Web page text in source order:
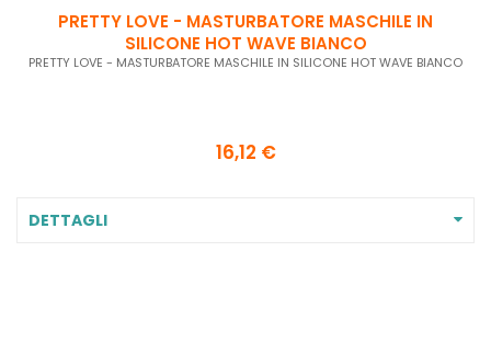
PRETTY LOVE - MASTURBATORE MASCHILE IN
SILICONE HOT WAVE BIANCO
PRETTY LOVE - MASTURBATORE MASCHILE IN SILICONE HOT WAVE BIANCO
16,12 €
DETTAGLI